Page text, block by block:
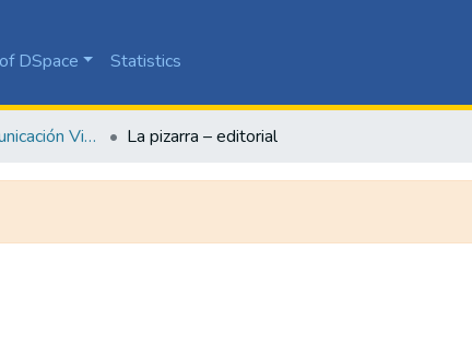
DSpace Statistics
Diseño de Comunicación Visual La pizarra – editorial